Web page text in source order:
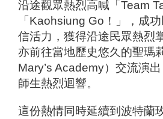
沿途觀眾熱烈高喊「Team
「Kaohsiung Go！」，成
信活力，獲得沿途民眾熱烈
亦前往當地歷史悠久的聖瑪
Mary’s Academy）交流演
師生熱烈迴響。
這份熱情同時延續到波特蘭